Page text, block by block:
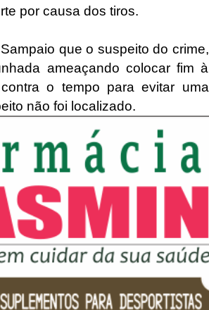
por causa dos tiros.
que o suspeito do crime,
ameaçando colocar fim à
o tempo para evitar uma
não foi localizado.